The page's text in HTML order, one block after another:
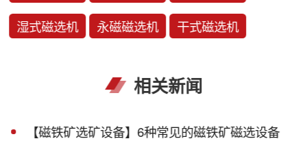
湿式磁选机 永磁磁选机 干式磁选机
相关新闻
【磁铁矿选矿设备】6种常见的磁铁矿磁选设备